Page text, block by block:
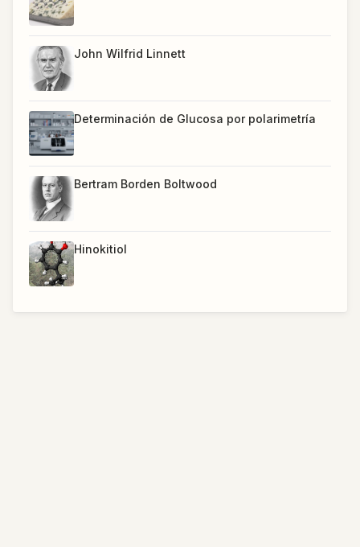
John Wilfrid Linnett
Determinación de Glucosa por polarimetría
Bertram Borden Boltwood
Hinokitiol